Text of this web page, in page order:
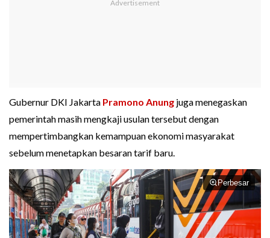
Gubernur DKI Jakarta Pramono Anung juga menegaskan
pemerintah masih mengkaji usulan tersebut dengan
mempertimbangkan kemampuan ekonomi masyarakat
sebelum menetapkan besaran tarif baru.
Perbesar